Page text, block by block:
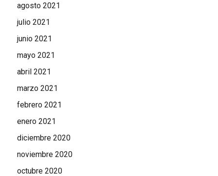
agosto 2021
julio 2021
junio 2021
mayo 2021
abril 2021
marzo 2021
febrero 2021
enero 2021
diciembre 2020
noviembre 2020
octubre 2020